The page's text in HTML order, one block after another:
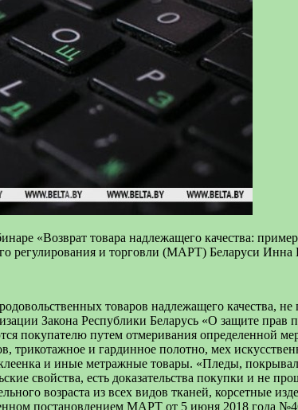
«Возврат товара надлежащего качества:
регулирования и торговли (МАРТ) Беларуси
товаров надлежащего качества,
Закона Республики Беларусь «О защите прав
покупателю путем отмеривания определенной
трикотажное и гардинное полотно, мех
и иные метражные товары. «Пледы,
свойства, есть доказательства покупки и не
возраста из всех видов тканей, корсетные
постановлением МАРТ от 5 июня 2018 года